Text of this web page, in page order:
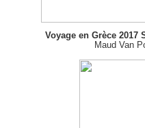
Voyage en Grèce 2017
Maud Van